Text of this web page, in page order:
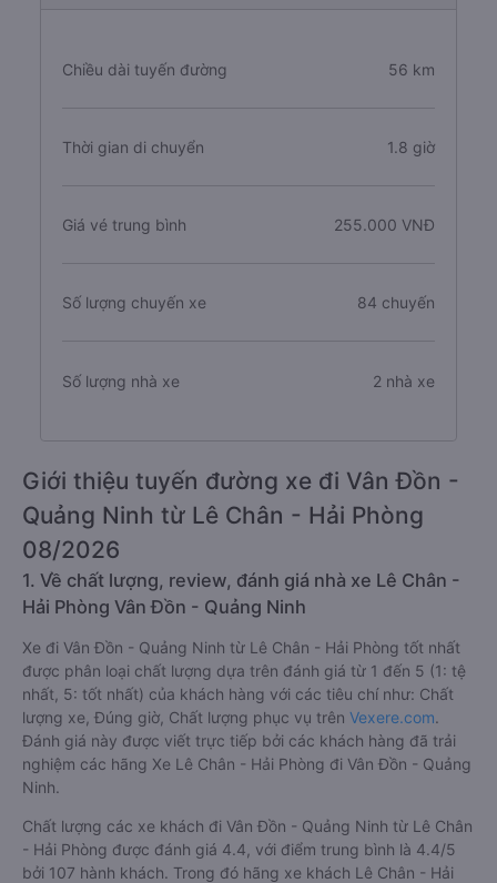
Chiều dài tuyến đường 56 km
Thời gian di chuyển 1.8 giờ
Giá vé trung bình 255.000 VNĐ
Số lượng chuyến xe 84 chuyến
Số lượng nhà xe 2 nhà xe
Giới thiệu tuyến đường xe đi Vân Đồn -
Quảng Ninh từ Lê Chân - Hải Phòng
08/2026
1. Về chất lượng, review, đánh giá nhà xe Lê Chân -
Hải Phòng Vân Đồn - Quảng Ninh
Xe đi Vân Đồn - Quảng Ninh từ Lê Chân - Hải Phòng tốt nhất
được phân loại chất lượng dựa trên đánh giá từ 1 đến 5 (1: tệ
nhất, 5: tốt nhất) của khách hàng với các tiêu chí như: Chất
lượng xe, Đúng giờ, Chất lượng phục vụ trên Vexere.com.
Đánh giá này được viết trực tiếp bởi các khách hàng đã trải
nghiệm các hãng Xe Lê Chân - Hải Phòng đi Vân Đồn - Quảng
Ninh.
Chất lượng các xe khách đi Vân Đồn - Quảng Ninh từ Lê Chân
- Hải Phòng được đánh giá 4.4, với điểm trung bình là 4.4/5
bởi 107 hành khách. Trong đó hãng xe khách Lê Chân - Hải